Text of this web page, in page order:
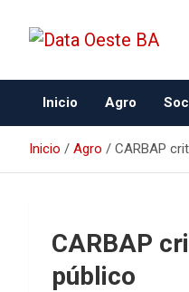
Data
Inicio Agro
Inicio Agro CARBAP
CARBAP
público